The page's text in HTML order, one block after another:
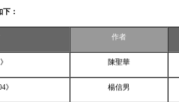
：
作者
陳聖華
》 楊信男